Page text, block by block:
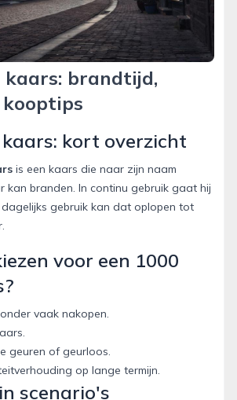
kaars: brandtijd,
kaars: kort overzicht
is een kaars die naar zijn naam
kan branden. In continu gebruik gaat hij
gebruik kan dat oplopen tot
voor een 1000
vaak nakopen.
geuren of geurloos.
op lange termijn.
scenario's